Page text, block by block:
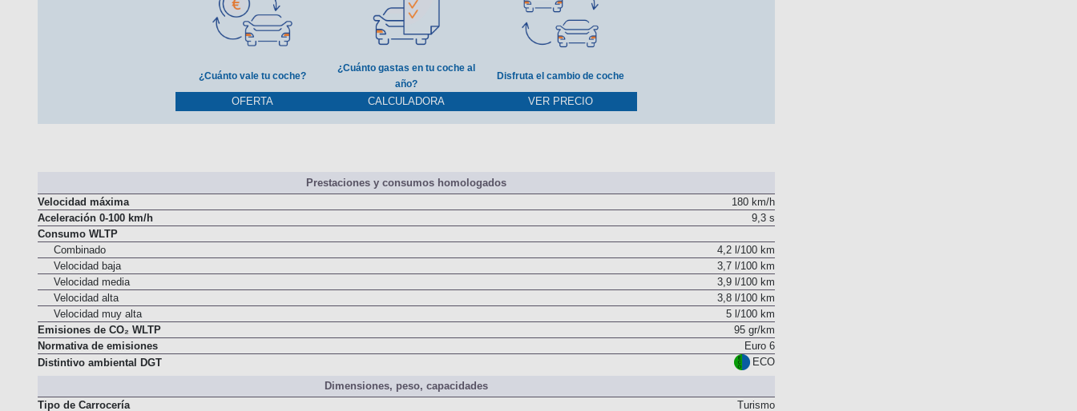
OFERTA
¿Cuánto gastas en tu coche al
año?
CALCULADORA VER PRECIO
Prestaciones y consumos homologados
Velocidad máxima
180 km/h
Aceleración 0-100 km/h
Consumo WLTP
Combinado
4,2 l/100 km
Velocidad baja
3,7 l/100 km
Velocidad media
3,9 l/100 km
Velocidad alta
3,8 l/100 km
Velocidad muy alta
5 l/100 km
Emisiones de CO₂ WLTP
95 gr/km
Normativa de emisiones
Euro 6
Dimensiones, peso, capacidades